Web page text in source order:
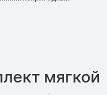
мягкой